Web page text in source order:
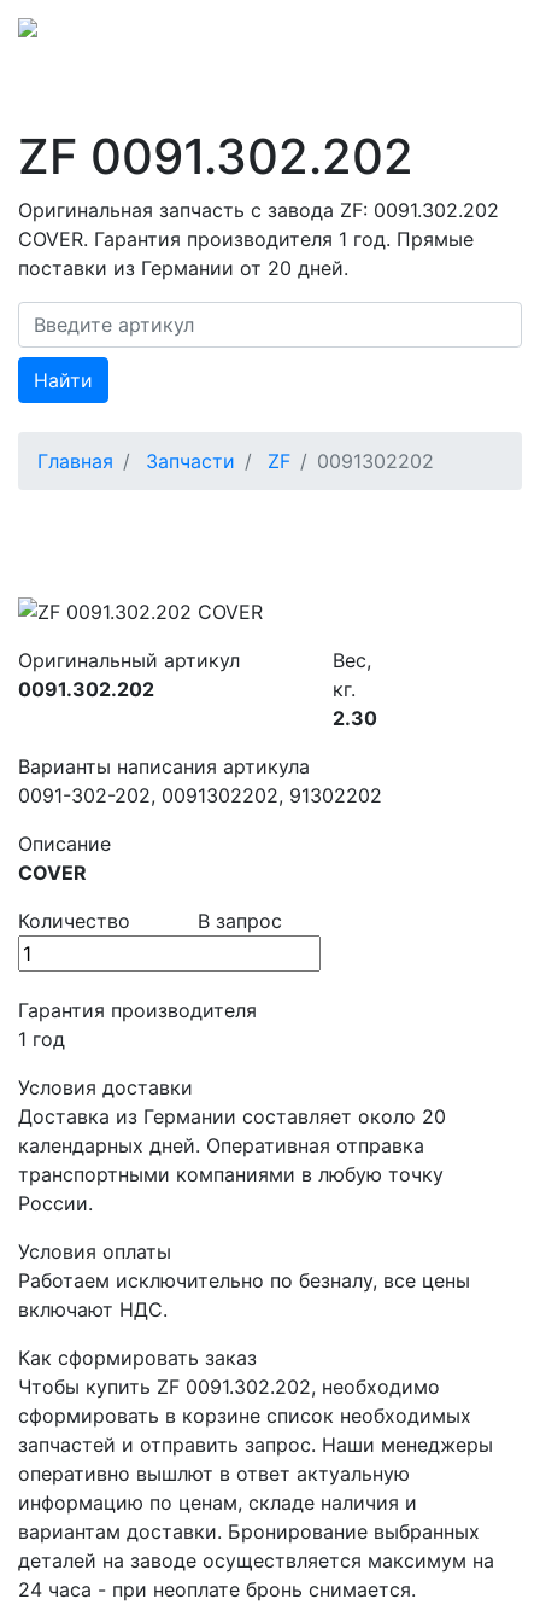
ZF 0091.302.202
Оригинальная запчасть с завода ZF: 0091.302.202
COVER. Гарантия производителя 1 год. Прямые
поставки из Германии от 20 дней.
Найти
Главная Запчасти ZF 0091302202
Оригинальный артикул
0091.302.202
Вес,
кг.
2.30
Варианты написания артикула
0091-302-202, 0091302202, 91302202
Описание
COVER
Количество
В запрос
Гарантия производителя
1 год
Условия доставки
Доставка из Германии составляет около 20
календарных дней. Оперативная отправка
транспортными компаниями в любую точку
России.
Условия оплаты
Работаем исключительно по безналу, все цены
включают НДС.
Как сформировать заказ
Чтобы купить ZF 0091.302.202, необходимо
сформировать в корзине список необходимых
запчастей и отправить запрос. Наши менеджеры
оперативно вышлют в ответ актуальную
информацию по ценам, складе наличия и
вариантам доставки. Бронирование выбранных
деталей на заводе осуществляется максимум на
24 часа - при неоплате бронь снимается.